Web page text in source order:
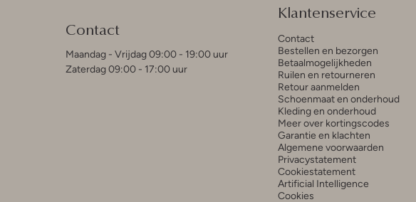
Contact
Maandag - Vrijdag 09:00 - 19:00 uur
Zaterdag 09:00 - 17:00 uur
Klantenservice
Contact
Bestellen en bezorgen
Betaalmogelijkheden
Ruilen en retourneren
Retour aanmelden
Schoenmaat en onderhoud
Kleding en onderhoud
Meer over kortingscodes
Garantie en klachten
Algemene voorwaarden
Privacystatement
Cookiestatement
Artificial Intelligence
Cookies